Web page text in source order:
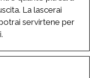
La lascerai
servirtene per